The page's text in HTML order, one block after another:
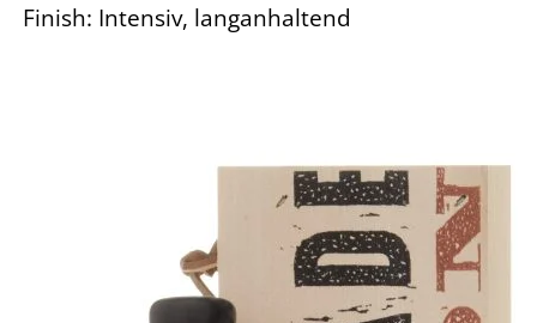
Finish: Intensiv, langanhaltend